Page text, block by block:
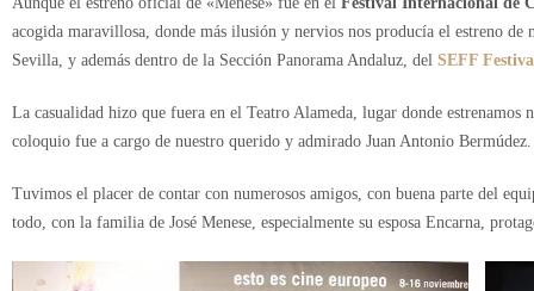
acogida maravillosa, donde más ilusión y nervios nos producía el estreno de
Sevilla, y además dentro de la Sección Panorama Andaluz, del SEFF
La casualidad hizo que fuera en el Teatro Alameda, lugar donde
coloquio fue a cargo de nuestro querido y admirado Juan Antonio Bermúdez.
Tuvimos el placer de contar con numerosos amigos, con buena parte del
todo, con la familia de José Menese, especialmente su esposa Encarna,